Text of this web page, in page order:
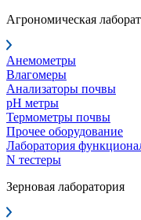
Агрономическая
Анемометры
Влагомеры
Анализаторы почвы
pH метры
Термометры почвы
Прочее оборудование
Лаборатория
N тестеры
Зерновая лаборатория